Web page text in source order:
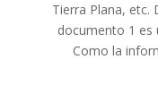
Tierra Plana, etc.
documento 1 es
Como la